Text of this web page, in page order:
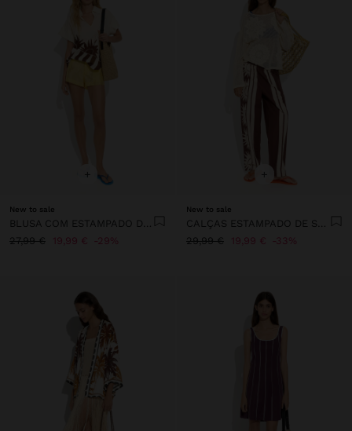
+
New to sale
27,99 €
19,99 € 29%
+
New to sale
29,99 €
19,99 € 33%